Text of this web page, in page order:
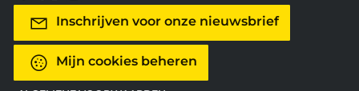
Inschrijven voor onze nieuwsbrief
Mijn cookies beheren